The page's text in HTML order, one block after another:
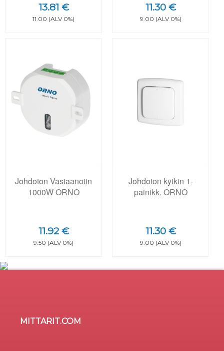
13.81 €
11.00 (ALV 0%)
11.30 €
9.00 (ALV 0%)
Johdoton Vastaanotin
1000W ORNO
11.92 €
9.50 (ALV 0%)
Johdoton kytkin 1-
painikk. ORNO
11.30 €
9.00 (ALV 0%)
MITTARIT.COM